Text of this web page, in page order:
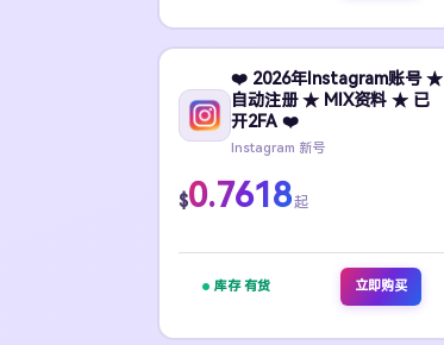
❤️ 2026年Instagram账号 ★
自动注册 ★ MIX资料 ★ 已
开2FA ❤️
Instagram 新号
$0.7618起
库存 有货 立即购买